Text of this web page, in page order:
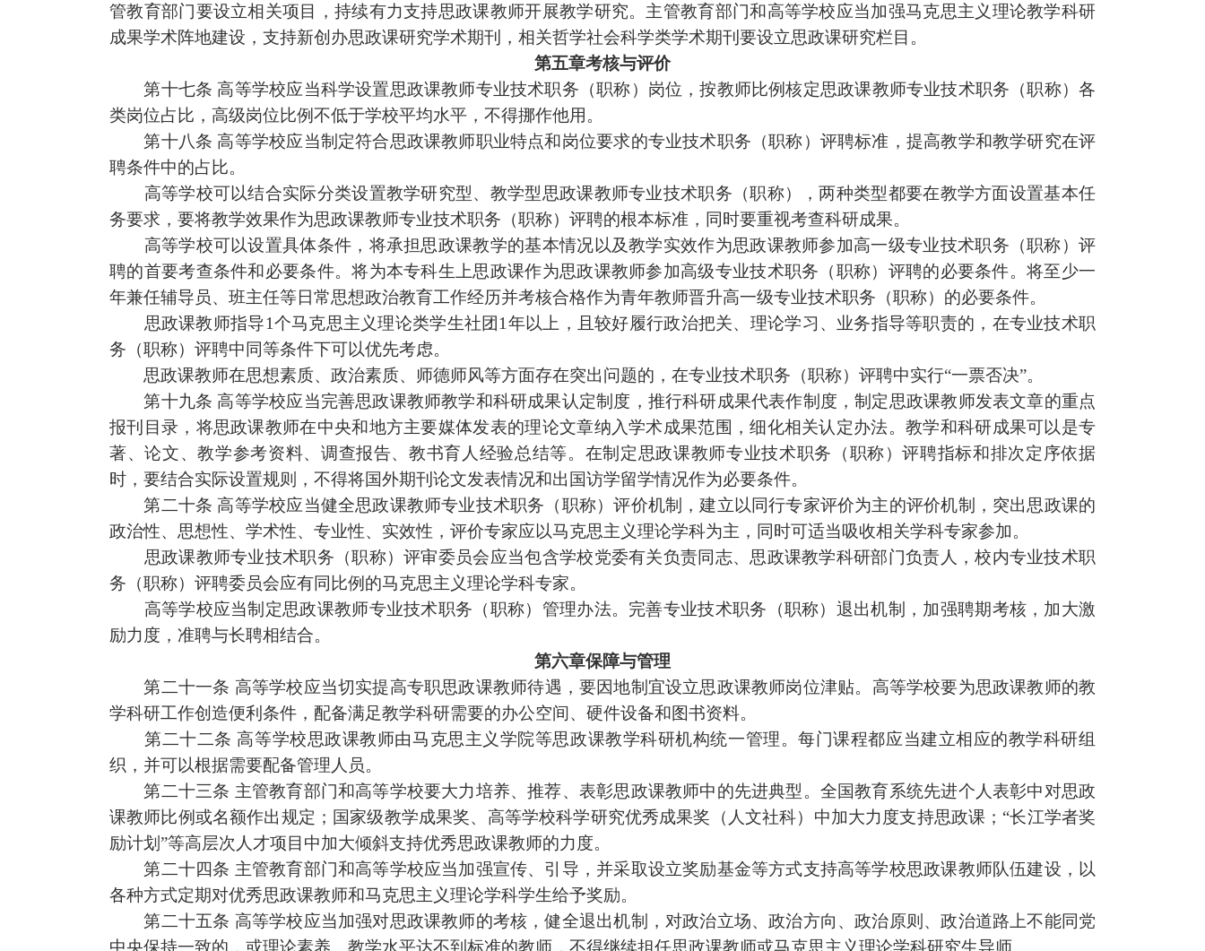
管教育部门要设立相关项目，持续有力支持思政课教师开展教学研究。主管教育部门和高等学校应当加强马克思主义理论教学科研
成果学术阵地建设，支持新创办思政课研究学术期刊，相关哲学社会科学类学术期刊要设立思政课研究栏目。
第五章考核与评价
第十七条 高等学校应当科学设置思政课教师专业技术职务（职称）岗位，按教师比例核定思政课教师专业技术职务（职称）各
类岗位占比，高级岗位比例不低于学校平均水平，不得挪作他用。
第十八条 高等学校应当制定符合思政课教师职业特点和岗位要求的专业技术职务（职称）评聘标准，提高教学和教学研究在评
聘条件中的占比。
高等学校可以结合实际分类设置教学研究型、教学型思政课教师专业技术职务（职称），两种类型都要在教学方面设置基本任
务要求，要将教学效果作为思政课教师专业技术职务（职称）评聘的根本标准，同时要重视考查科研成果。
高等学校可以设置具体条件，将承担思政课教学的基本情况以及教学实效作为思政课教师参加高一级专业技术职务（职称）评
聘的首要考查条件和必要条件。将为本专科生上思政课作为思政课教师参加高级专业技术职务（职称）评聘的必要条件。将至少一
年兼任辅导员、班主任等日常思想政治教育工作经历并考核合格作为青年教师晋升高一级专业技术职务（职称）的必要条件。
思政课教师指导1个马克思主义理论类学生社团1年以上， 且较好履行政治把关、理论学习、业务指导等职责的，在专业技术职
务（职称）评聘中同等条件下可以优先考虑。
思政课教师在思想素质、政治素质、师德师风等方面存在突出问题的，在专业技术职务（职称）评聘中实行“一票否决”。
第十九条 高等学校应当完善思政课教师教学和科研成果认定制度，推行科研成果代表作制度，制定思政课教师发表文章的重点
报刊目录，将思政课教师在中央和地方主要媒体发表的理论文章纳入学术成果范围，细化相关认定办法。教学和科研成果可以是专
著、论文、教学参考资料、调查报告、教书育人经验总结等。在制定思政课教师专业技术职务（职称）评聘指标和排次定序依据
时，要结合实际设置规则，不得将国外期刊论文发表情况和出国访学留学情况作为必要条件。
第二十条 高等学校应当健全思政课教师专业技术职务（职称）评价机制，建立以同行专家评价为主的评价机制， 突出思政课的
政治性、思想性、学术性、专业性、实效性，评价专家应以马克思主义理论学科为主，同时可适当吸收相关学科专家参加。
思政课教师专业技术职务（职称）评审委员会应当包含学校党委有关负责同志、 思政课教学科研部门负责人，校内专业技术职
务（职称）评聘委员会应有同比例的马克思主义理论学科专家。
高等学校应当制定思政课教师专业技术职务（职称）管理办法。 完善专业技术职务（职称）退出机制，加强聘期考核，加大激
励力度， 准聘与长聘相结合。
第六章保障与管理
第二十一条 高等学校应当切实提高专职思政课教师待遇，要因地制宜设立思政课教师岗位津贴。高等学校要为思政课教师的教
学科研工作创造便利条件，配备满足教学科研需要的办公空间、硬件设备和图书资料。
第二十二条 高等学校思政课教师由马克思主义学院等思政课教学科研机构统一管理。每门课程都应当建立相应的教学科研组
织，并可以根据需要配备管理人员。
第二十三条 主管教育部门和高等学校要大力培养、推荐、表彰思政课教师中的先进典型。全国教育系统先进个人表彰中对思政
课教师比例或名额作出规定；国家级教学成果奖、高等学校科学研究优秀成果奖（人文社科）中加大力度支持思政课 ；“长江学者奖
励计划”等高层次人才项目中加大倾斜支持优秀思政课教师的力度。
第二十四条 主管教育部门和高等学校应当加强宣传、引导，并采取设立奖励基金等方式支持高等学校思政课教师队伍建设，以
各种方式定期对优秀思政课教师和马克思主义理论学科学生给予奖励。
第二十五条 高等学校应当加强对思政课教师的考核，健全退出机制，对政治立场、政治方向、政治原则、政治道路上不能同党
中央保持一致的，或理论素养、教学水平达不到标准的教师，不得继续担任思政课教师或马克思主义理论学科研究生导师。